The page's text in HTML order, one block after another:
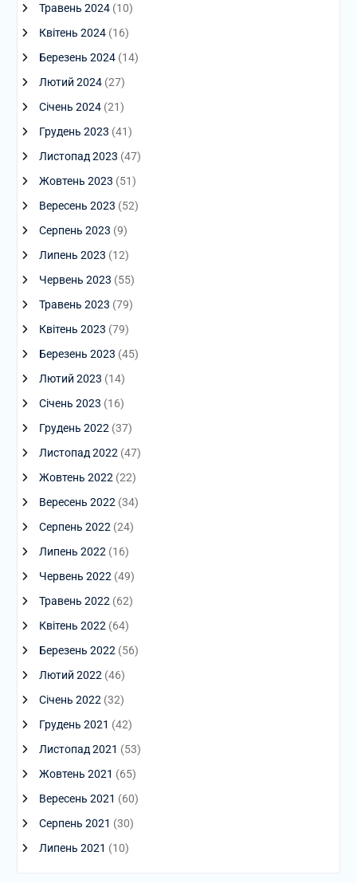
Травень 2024(10)
Квітень 2024(16)
Березень 2024(14)
Лютий 2024(27)
Січень 2024(21)
Грудень 2023 (41)
Листопад 2023 (47)
Жовтень 2023 (51)
Вересень 2023 (52)
Серпень 2023 (9)
Липень 2023 (12)
Червень 2023 (55)
Травень 2023 (79)
Квітень 2023 (79)
Березень 2023 (45)
Лютий 2023 (14)
Січень 2023 (16)
Грудень 2022 (37)
Листопад 2022 (47)
Жовтень 2022 (22)
Вересень 2022 (34)
Серпень 2022 (24)
Липень 2022 (16)
Червень 2022 (49)
Травень 2022 (62)
Квітень 2022 (64)
Березень 2022 (56)
Лютий 2022 (46)
Січень 2022 (32)
Грудень 2021 (42)
Листопад 2021 (53)
Жовтень 2021 (65)
Вересень 2021 (60)
Серпень 2021 (30)
Липень 2021 (10)